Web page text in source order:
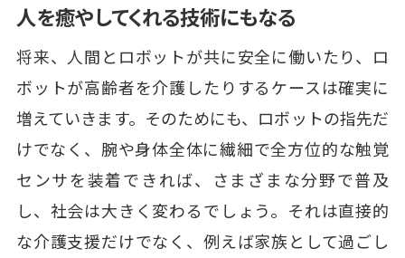
人を癒やしてくれる技術にもなる
将来、人間とロボットが共に安全に働いたり、ロ
ボットが高齢者を介護したりするケースは確実に
増えていきます。そのためにも、ロボットの指先だ
けでなく、腕や身体全体に繊細で全方位的な触覚
センサを装着できれば、さまざまな分野で普及
し、社会は大きく変わるでしょう。それは直接的
な介護支援だけでなく、例えば家族として過ごし